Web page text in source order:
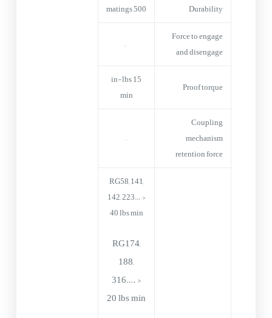
Durability
500 matings
Force to engage
and disengage
–
Proof torque
15 in-lbs
min
Coupling
mechanism
retention force
–
RG58, 141,
142, 223… >
40 lbs min
RG174,
188,
316…. >
20 lbs min